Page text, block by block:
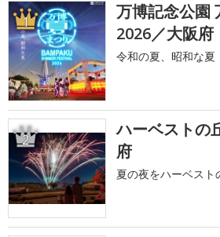
1
万博記念公園
2026／大阪府
令和の夏、昭和な夏
2
ハーベストの
府
夏の夜をハーベスト